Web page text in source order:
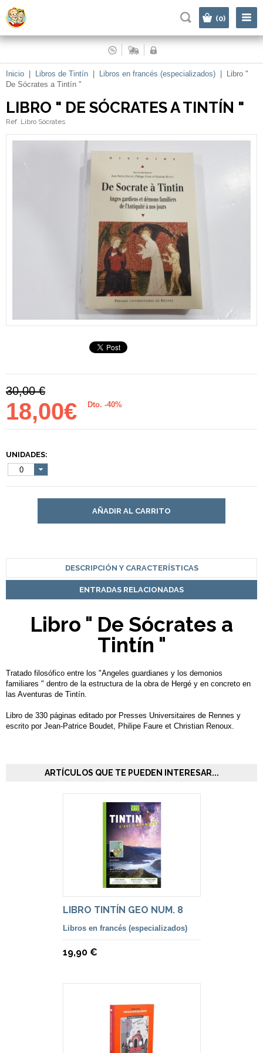
(0)
Inicio Libros de Tintín Libros en francés (especializados)
Libro "
De Sócrates a Tintín "
LIBRO " DE SÓCRATES A TINTÍN "
Ref. Libro Sócrates
30,00 €
18,00€ Dto. -40%
UNIDADES:
0
AÑADIR AL CARRITO
DESCRIPCIÓN Y CARACTERÍSTICAS
ENTRADAS RELACIONADAS
Libro " De Sócrates a
Tintín "
Tratado filosófico entre los "Angeles guardianes y los demonios
familiares " dentro de la estructura de la obra de Hergé y en concreto en
las Aventuras de Tintín.
Libro de 330 páginas editado por Presses Universitaires de Rennes y
escrito por Jean-Patrice Boudet, Philipe Faure et Christian Renoux.
ARTÍCULOS QUE TE PUEDEN INTERESAR...
LIBRO TINTÍN GEO NUM. 8
Libros en francés (especializados)
19,90 €